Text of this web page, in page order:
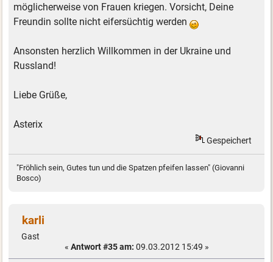
möglicherweise von Frauen kriegen. Vorsicht, Deine
Freundin sollte nicht eifersüchtig werden
Ansonsten herzlich Willkommen in der Ukraine und
Russland!
Liebe Grüße,
Asterix
Gespeichert
"Fröhlich sein, Gutes tun und die Spatzen pfeifen lassen" (Giovanni
Bosco)
karli
Gast
« Antwort #35 am: 09.03.2012 15:49 »